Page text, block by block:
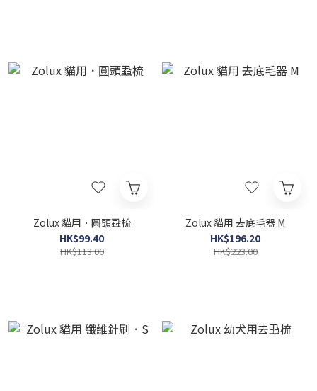
Zolux 貓用．圓頭蝨梳
HK$99.40
HK$113.00
Zolux 貓用 去底毛器 M
HK$196.20
HK$223.00